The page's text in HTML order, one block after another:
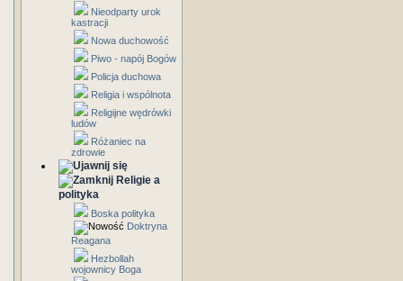
Nieodparty urok
kastracji
Nowa duchowość
Piwo - napój Bogów
Policja duchowa
Religia i wspólnota
Religijne wędrówki
ludów
Różaniec na
zdrowie
Religie a
polityka
Boska polityka
Doktryna
Reagana
Hezbollah
wojownicy Boga